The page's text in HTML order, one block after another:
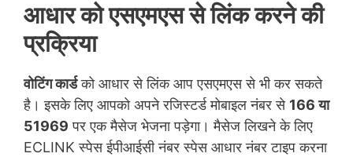
आधार को एसएमएस से लिंक करने की
प्रक्रिया
वोटिंग कार्डको आधार से लिंक आप एसएमएस से भी कर सकते
है। इसके लिए आपको अपने रजिस्टर्ड मोबाइल नंबर से 166 या
51969 पर एक मैसेज भेजना पड़ेगा। मैसेज लिखने के लिए
ECLINK स्पेस ईपीआईसी नंबर स्पेस आधार नंबर टाइप करना